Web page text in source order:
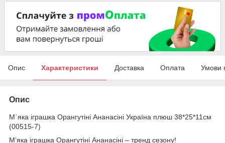
Опис Характеристики Доставка Оплата Умови
Опис
М`яка іграшка Орангутіні Ананасіні Україна плюш 38*25*11см
(00515-7)
М’яка іграшка Орангутіні Ананасіні – тренд сезону!